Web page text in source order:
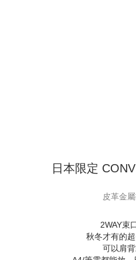
日本限定
皮革金
2WAY束
秋冬才有的
可以肩